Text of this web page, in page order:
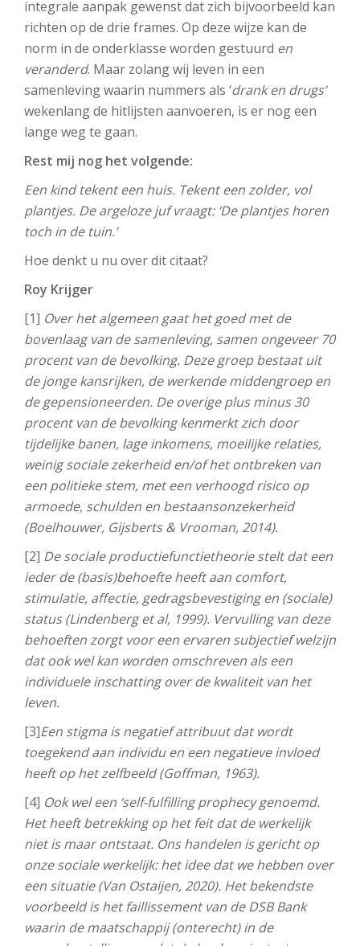
integrale aanpak gewenst dat zich bijvoorbeeld kan
richten op de drie frames. Op deze wijze kan de
norm in de onderklasse worden gestuurd en
veranderd. Maar zolang wij leven in een
samenleving waarin nummers als ‘drank en drugs’
wekenlang de hitlijsten aanvoeren, is er nog een
lange weg te gaan.
Rest mij nog het volgende:
Een kind tekent een huis. Tekent een zolder, vol
plantjes. De argeloze juf vraagt: ‘De plantjes horen
toch in de tuin.’
Hoe denkt u nu over dit citaat?
Roy Krijger
[1] Over het algemeen gaat het goed met de
bovenlaag van de samenleving, samen ongeveer 70
procent van de bevolking. Deze groep bestaat uit
de jonge kansrijken, de werkende middengroep en
de gepensioneerden. De overige plus minus 30
procent van de bevolking kenmerkt zich door
tijdelijke banen, lage inkomens, moeilijke relaties,
weinig sociale zekerheid en/of het ontbreken van
een politieke stem, met een verhoogd risico op
armoede, schulden en bestaansonzekerheid
(Boelhouwer, Gijsberts & Vrooman, 2014).
[2] De sociale productiefunctietheorie stelt dat een
ieder de (basis)behoefte heeft aan comfort,
stimulatie, affectie, gedragsbevestiging en (sociale)
status (Lindenberg et al, 1999). Vervulling van deze
behoeften zorgt voor een ervaren subjectief welzijn
dat ook wel kan worden omschreven als een
individuele inschatting over de kwaliteit van het
leven.
[3]Een stigma is negatief attribuut dat wordt
toegekend aan individu en een negatieve invloed
heeft op het zelfbeeld (Goffman, 1963).
[4] Ook wel een ‘self-fulfilling prophecy genoemd.
Het heeft betrekking op het feit dat de werkelijk
niet is maar ontstaat. Ons handelen is gericht op
onze sociale werkelijk: het idee dat we hebben over
een situatie (Van Ostaijen, 2020). Het bekendste
voorbeeld is het faillissement van de DSB Bank
waarin de maatschappij (onterecht) in de